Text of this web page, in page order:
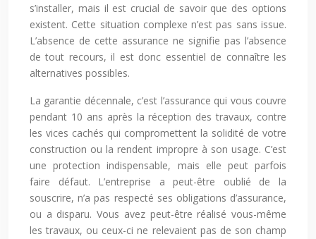
s’installer, mais il est crucial de savoir que des options
existent. Cette situation complexe n’est pas sans issue.
L’absence de cette assurance ne signifie pas l’absence
de tout recours, il est donc essentiel de connaître les
alternatives possibles.
La garantie décennale, c’est l’assurance qui vous couvre
pendant 10 ans après la réception des travaux, contre
les vices cachés qui compromettent la solidité de votre
construction ou la rendent impropre à son usage. C’est
une protection indispensable, mais elle peut parfois
faire défaut. L’entreprise a peut-être oublié de la
souscrire, n’a pas respecté ses obligations d’assurance,
ou a disparu. Vous avez peut-être réalisé vous-même
les travaux, ou ceux-ci ne relevaient pas de son champ